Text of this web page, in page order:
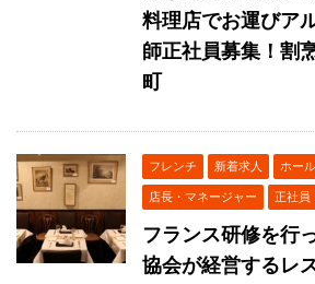
料理店でお運びア
師正社員募集！割
町
フレンチ 新着求人 ホー
店長・マネージャー 正社員
フランス研修を行
協会が経営するレ